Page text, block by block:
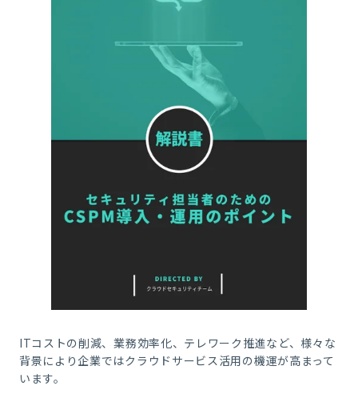
ITコストの削減、業務効率化、テレワーク推進など、様々な
背景により企業ではクラウドサービス活用の機運が高まって
います。